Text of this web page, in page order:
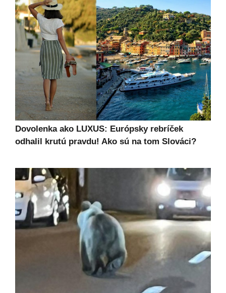
Dovolenka ako LUXUS: Európsky rebríček
odhalil krutú pravdu! Ako sú na tom Slováci?